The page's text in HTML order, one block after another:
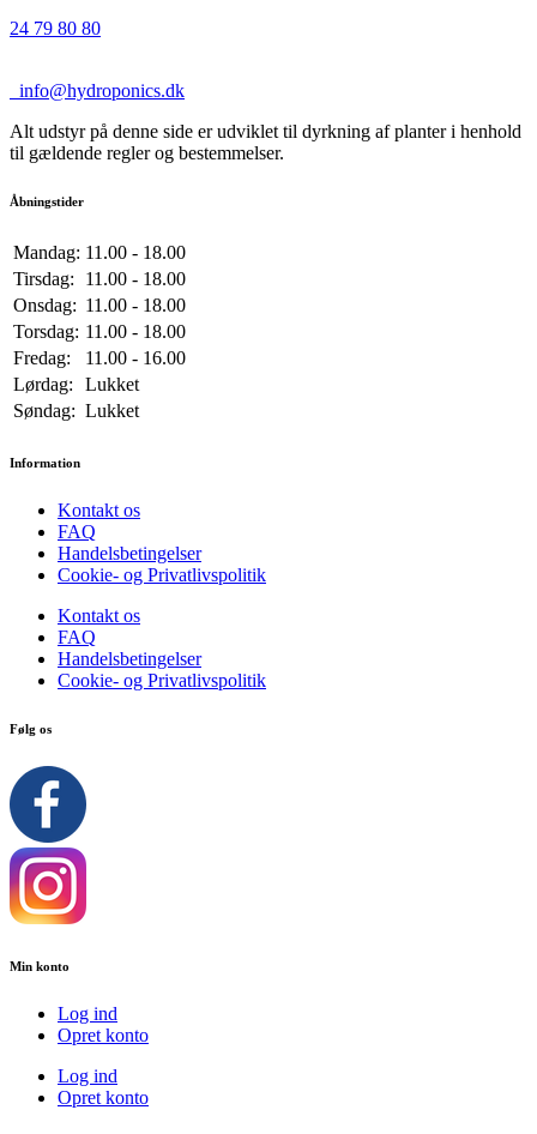
24 79 80 80
info@hydroponics.dk
Alt udstyr på denne side er udviklet til dyrkning af planter i henhold
til gældende regler og bestemmelser.
Åbningstider
Mandag: 11.00 - 18.00
Tirsdag:
11.00 - 18.00
Onsdag: 11.00 - 18.00
Torsdag: 11.00 - 18.00
Fredag:
11.00 - 16.00
Lørdag:
Lukket
Søndag: Lukket
Information
Kontakt os
FAQ
Handelsbetingelser
Cookie- og Privatlivspolitik
Kontakt os
FAQ
Handelsbetingelser
Cookie- og Privatlivspolitik
Følg os
Min konto
Log ind
Opret konto
Log ind
Opret konto